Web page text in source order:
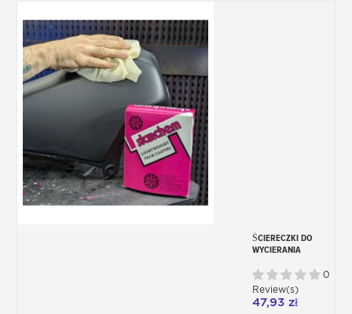
ŚCIERECZKI DO
WYCIERANIA
BAWEŁNY
PRZECIWPYŁOWY
X10
0
Review(s)
47,93 zł